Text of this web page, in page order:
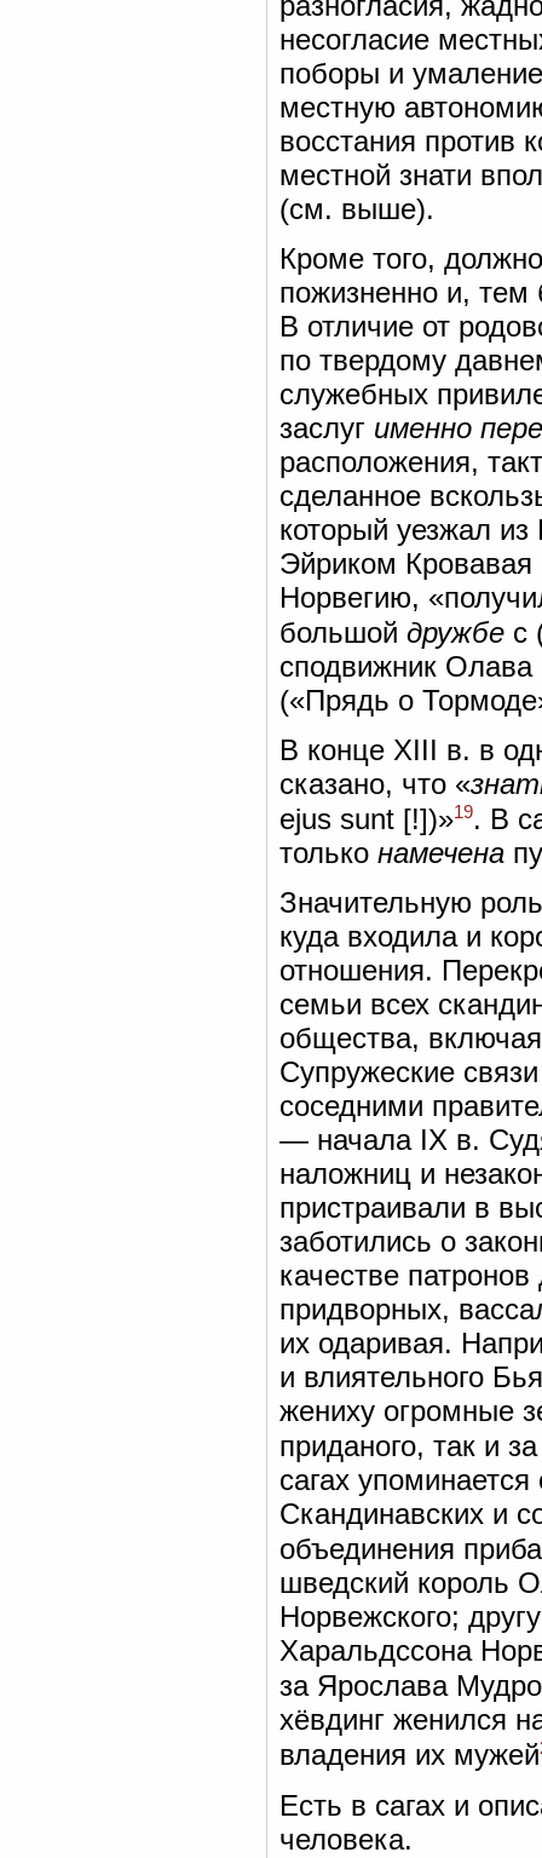
несогласие
поборы и
местную
восстания против
местной знати
(см. выше).
Кроме того,
пожизненно и, тем
В отличие от
по твердому
служебных
заслуг именно
расположения,
сделанное
который уезжал из
Эйриком Кровавая
Норвегию,
большой дружбе с
сподвижник Олава
(«Прядь о
В конце XIII в. в
сказано, что «
ejus sunt [!])»19. В
только намечена
Значительную
куда входила и
отношения.
семьи всех
общества,
Супружеские
соседними
— начала IX в.
наложниц и
пристраивали в
заботились о
качестве
придворных,
их одаривая.
и влиятельного
жениху огромные
приданого, так и
сагах
Скандинавских и
объединения
шведский король
Норвежского;
Харальдссона
за Ярослава
хёвдинг женился
владения их мужей
Есть в сагах и
человека.